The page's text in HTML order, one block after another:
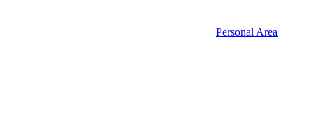
Personal Area